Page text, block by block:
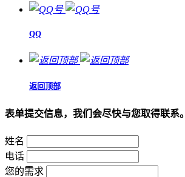
QQ
返回顶部
表单提交信息，我们会尽快与您取得联系。
姓名
电话
您的需求